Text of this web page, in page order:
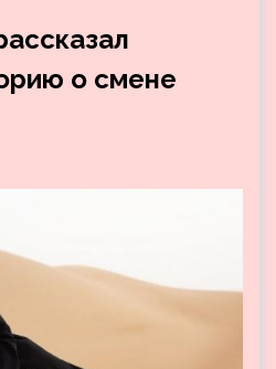
о смене